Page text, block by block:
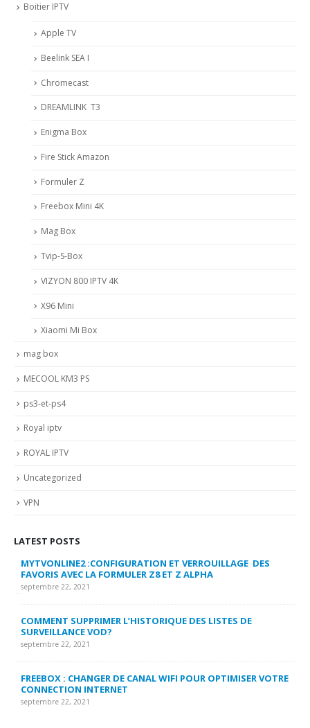
Boitier IPTV
Apple TV
Beelink SEA I
Chromecast
DREAMLINK T3
Enigma Box
Fire Stick Amazon
Formuler Z
Freebox Mini 4K
Mag Box
Tvip-S-Box
VIZYON 800 IPTV 4K
X96 Mini
Xiaomi Mi Box
mag box
MECOOL KM3 PS
ps3-et-ps4
Royal iptv
ROYAL IPTV
Uncategorized
VPN
LATEST POSTS
MYTVONLINE2 :CONFIGURATION ET VERROUILLAGE DES
FAVORIS AVEC LA FORMULER Z8 ET Z ALPHA
septembre 22, 2021
COMMENT SUPPRIMER L’HISTORIQUE DES LISTES DE
SURVEILLANCE VOD?
septembre 22, 2021
FREEBOX : CHANGER DE CANAL WIFI POUR OPTIMISER VOTRE
CONNECTION INTERNET
septembre 22, 2021